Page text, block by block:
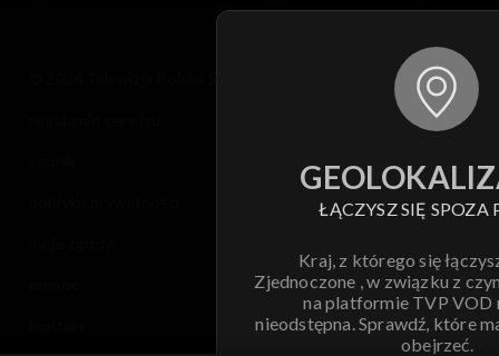
ŁĄCZYSZ SIĘ SPOZA
Kraj, z którego się
Zjednoczone , w związku z
na platformie TVP VOD
nieodstępna. Sprawdź, które
obejrzeć.